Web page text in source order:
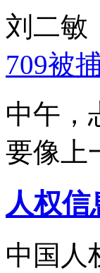
刘二敏
709被
中午，
要像上
人权信
中国人